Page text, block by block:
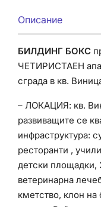
Описание
БИЛДИНГ БОКС
ЧЕТИРИСТАЕН
сграда в кв.
– ЛОКАЦИЯ: кв.
развиващите се
инфраструктура:
ресторанти ,
детски площадки,
ветеринарна
кметство, клон